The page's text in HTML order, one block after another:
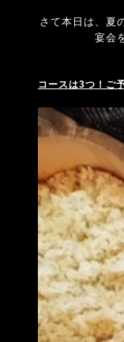
さて本日は、夏
宴会
コースは3つ！ご